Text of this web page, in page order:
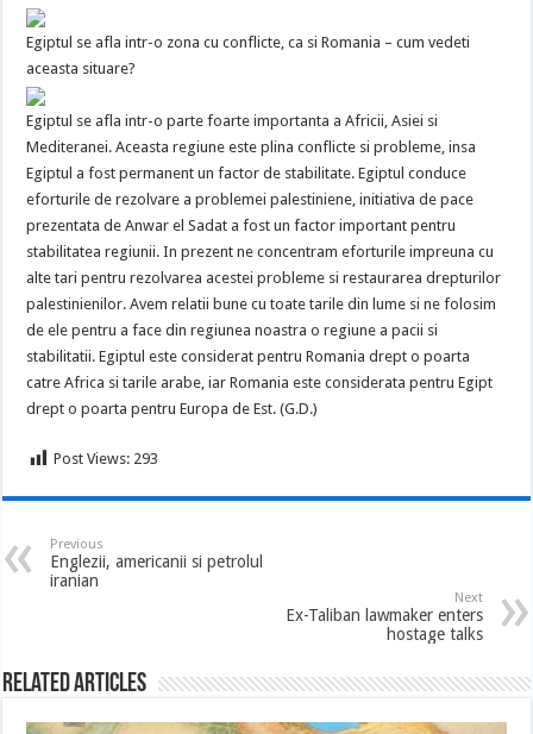
Egiptul se afla intr-o zona cu conflicte, ca si Romania – cum vedeti
aceasta situare?
Egiptul se afla intr-o parte foarte importanta a Africii, Asiei si
Mediteranei. Aceasta regiune este plina conflicte si probleme, insa
Egiptul a fost permanent un factor de stabilitate. Egiptul conduce
eforturile de rezolvare a problemei palestiniene, initiativa de pace
prezentata de Anwar el Sadat a fost un factor important pentru
stabilitatea regiunii. In prezent ne concentram eforturile impreuna cu
alte tari pentru rezolvarea acestei probleme si restaurarea drepturilor
palestinienilor. Avem relatii bune cu toate tarile din lume si ne folosim
de ele pentru a face din regiunea noastra o regiune a pacii si
stabilitatii. Egiptul este considerat pentru Romania drept o poarta
catre Africa si tarile arabe, iar Romania este considerata pentru Egipt
drept o poarta pentru Europa de Est. (G.D.)
Post Views: 293
Previous
Englezii, americanii si petrolul
iranian
Next
Ex-Taliban lawmaker enters
hostage talks
Related Articles